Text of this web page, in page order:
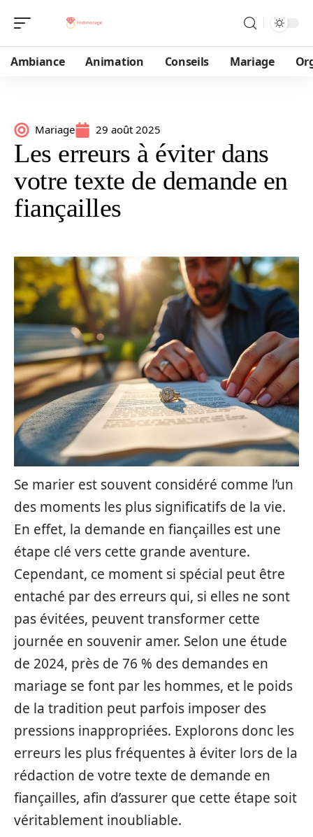
Ambiance Animation Conseils Mariage
Mariage 29 août 2025
Les erreurs à éviter dans
votre texte de demande en
fiançailles
Se marier est souvent considéré comme l’un
des moments les plus significatifs de la vie.
En effet, la demande en fiançailles est une
étape clé vers cette grande aventure.
Cependant, ce moment si spécial peut être
entaché par des erreurs qui, si elles ne sont
pas évitées, peuvent transformer cette
journée en souvenir amer. Selon une étude
de 2024, près de 76 % des demandes en
mariage se font par les hommes, et le poids
de la tradition peut parfois imposer des
pressions inappropriées. Explorons donc les
erreurs les plus fréquentes à éviter lors de la
rédaction de votre texte de demande en
fiançailles, afin d’assurer que cette étape soit
véritablement inoubliable.